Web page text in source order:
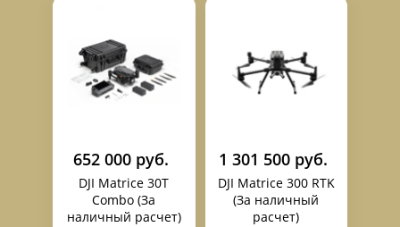
652 000 руб.
DJI Matrice 30T
Combo (За
наличный расчет)
1 301 500 руб.
DJI Matrice 300 RTK
(За наличный
расчет)